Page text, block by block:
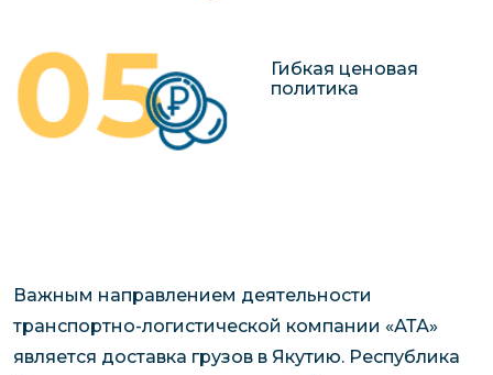
Гибкая ценовая
политика
Важным направлением деятельности
транспортно-логистической компании «АТА»
является доставка грузов в Якутию. Республика